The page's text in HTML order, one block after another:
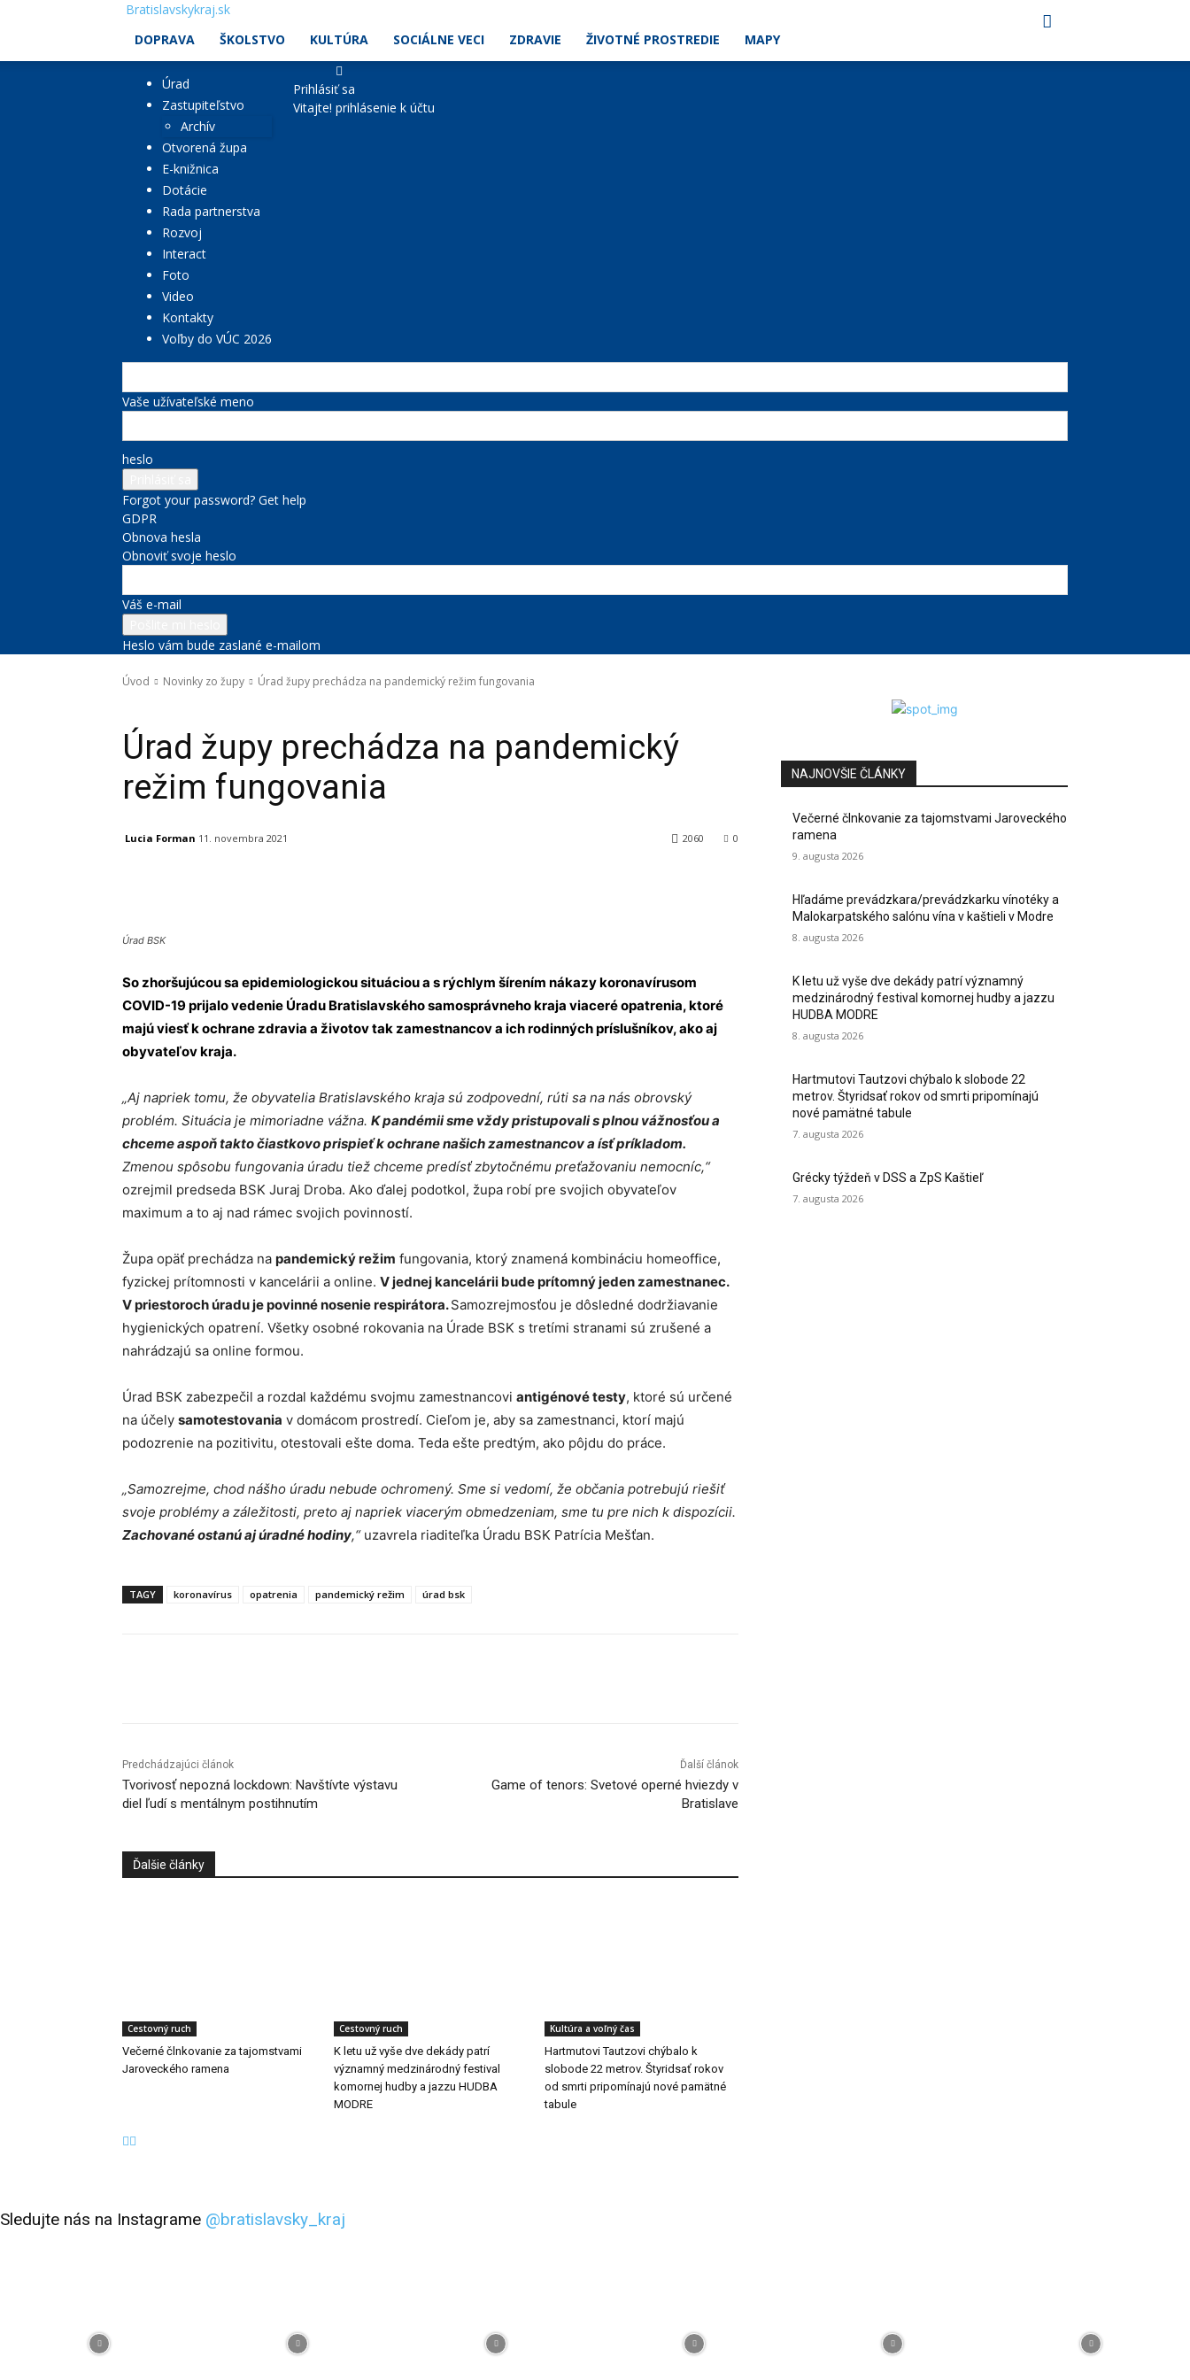
Bratislavskykraj.sk
DOPRAVA
ŠKOLSTVO KULTÚRA SOCIÁLNE VECI ZDRAVIE ŽIVOTNÉ PROSTREDIE MAPY
Úrad
Zastupiteľstvo
Archív
Otvorená župa
E-knižnica
Dotácie
Rada partnerstva
Rozvoj
Interact
Foto
Video
Kontakty
Voľby do VÚC 2026
Prihlásiť sa
Vitajte! prihlásenie k účtu
Vaše užívateľské meno
heslo
Forgot your password? Get help
GDPR
Obnova hesla
Obnoviť svoje heslo
Váš e-mail
Heslo vám bude zaslané e-mailom
Úvod Novinky zo župy Úrad župy prechádza na pandemický režim fungovania
Úrad župy prechádza na pandemický
režim fungovania
Lucia Forman 11. novembra 2021 0
2060
Úrad BSK
So zhoršujúcou sa epidemiologickou situáciou a s rýchlym šírením nákazy koronavírusom
COVID-19 prijalo vedenie Úradu Bratislavského samosprávneho kraja viaceré opatrenia, ktoré
majú viesť k ochrane zdravia a životov tak zamestnancov a ich rodinných príslušníkov, ako aj
obyvateľov kraja.
„Aj napriek tomu, že obyvatelia Bratislavského kraja sú zodpovední, rúti sa na nás obrovský
problém. Situácia je mimoriadne vážna. K pandémii sme vždy pristupovali s plnou vážnosťou a
chceme aspoň takto čiastkovo prispieť k ochrane našich zamestnancov a ísť príkladom.
Zmenou spôsobu fungovania úradu tiež chceme predísť zbytočnému preťažovaniu nemocníc,“
ozrejmil predseda BSK Juraj Droba. Ako ďalej podotkol, župa robí pre svojich obyvateľov
maximum a to aj nad rámec svojich povinností.
Župa opäť prechádza na pandemický režim fungovania, ktorý znamená kombináciu homeoffice,
fyzickej prítomnosti v kancelárii a online. V jednej kancelárii bude prítomný jeden zamestnanec.
V priestoroch úradu je povinné nosenie respirátora.Samozrejmosťou je dôsledné dodržiavanie
hygienických opatrení. Všetky osobné rokovania na Úrade BSK s tretími stranami sú zrušené a
nahrádzajú sa online formou.
Úrad BSK zabezpečil a rozdal každému svojmu zamestnancovi antigénové testy, ktoré sú určené
na účely samotestovania v domácom prostredí. Cieľom je, aby sa zamestnanci, ktorí majú
podozrenie na pozitivitu, otestovali ešte doma. Teda ešte predtým, ako pôjdu do práce.
„Samozrejme, chod nášho úradu nebude ochromený. Sme si vedomí, že občania potrebujú riešiť
svoje problémy a záležitosti, preto aj napriek viacerým obmedzeniam, sme tu pre nich k dispozícii.
Zachované ostanú aj úradné hodiny,“uzavrela riaditeľka Úradu BSK Patrícia Mešťan.
TAGY koronavírus opatrenia pandemický režim úrad bsk
Predchádzajúci článok
Tvorivosť nepozná lockdown: Navštívte výstavu
diel ľudí s mentálnym postihnutím
Ďalší článok
Game of tenors: Svetové operné hviezdy v
Bratislave
Ďalšie články
Cestovný ruch
Večerné člnkovanie za tajomstvami
Jaroveckého ramena
Cestovný ruch
K letu už vyše dve dekády patrí
významný medzinárodný festival
komornej hudby a jazzu HUDBA
MODRE
Kultúra a voľný čas
Hartmutovi Tautzovi chýbalo k
slobode 22 metrov. Štyridsať rokov
od smrti pripomínajú nové pamätné
tabule
NAJNOVŠIE ČLÁNKY
Večerné člnkovanie za tajomstvami Jaroveckého
ramena
9. augusta 2026
Hľadáme prevádzkara/prevádzkarku vínotéky a
Malokarpatského salónu vína v kaštieli v Modre
8. augusta 2026
K letu už vyše dve dekády patrí významný
medzinárodný festival komornej hudby a jazzu
HUDBA MODRE
8. augusta 2026
Hartmutovi Tautzovi chýbalo k slobode 22
metrov. Štyridsať rokov od smrti pripomínajú
nové pamätné tabule
7. augusta 2026
Grécky týždeň v DSS a ZpS Kaštieľ
7. augusta 2026
Sledujte nás na Instagrame @bratislavsky_kraj